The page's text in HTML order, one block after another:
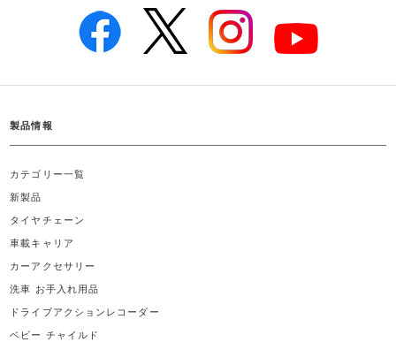
製品情報
カテゴリー一覧
新製品
タイヤチェーン
車載キャリア
カーアクセサリー
洗車 お手入れ用品
ドライブアクションレコーダー
ベビー チャイルド